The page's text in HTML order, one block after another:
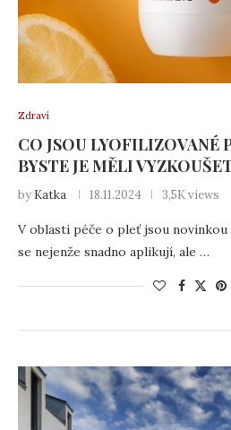
Zdraví
CO JSOU LYOFILIZOVANÉ
BYSTE JE MĚLI
by Katka 18.11.2024 3,5K views
V oblasti péče o pleť jsou
se nejenže snadno aplikují, ale …